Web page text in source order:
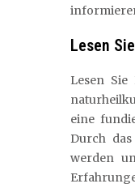
Lesen
Lesen
eine
Durch
werden